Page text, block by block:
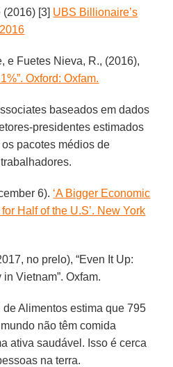
[3] UBS Billionaire’s
e Fuetes Nieva, R., (2016),
Oxford: Oxfam.
baseados em dados
presidentes estimados
pacotes médios de
6). ‘A Bigger Economic
Half of the U.S’. New York
no prelo), “Even It Up:
Vietnam”. Oxfam.
de Alimentos estima que 795
não têm comida
ativa saudável. Isso é cerca
na terra.